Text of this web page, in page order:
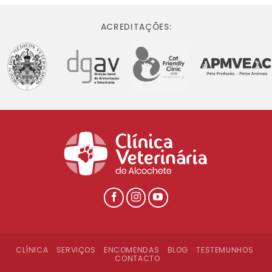
ACREDITAÇÕES:
CLÍNICA SERVIÇOS ENCOMENDAS BLOG
TESTEMUNHOS
CONTACTO